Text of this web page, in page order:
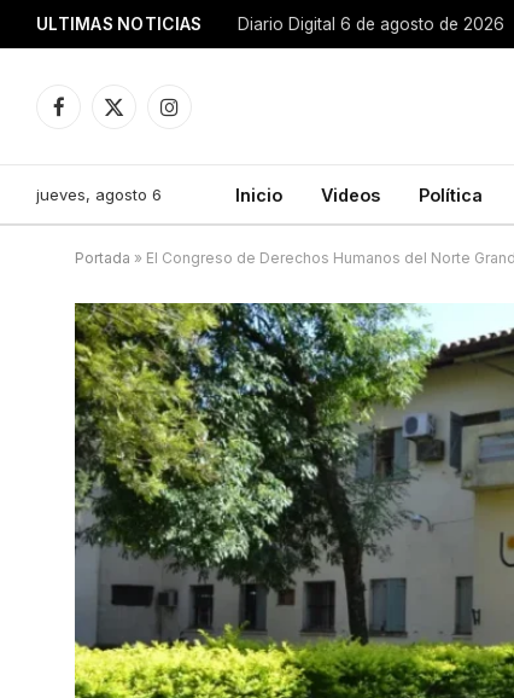
ULTIMAS NOTICIAS Diario Digital 6 de agosto de 2026
Facebook
X
Instagram
jueves, agosto 6 Inicio Videos Política
Portada » El Congreso de Derechos Humanos del Norte